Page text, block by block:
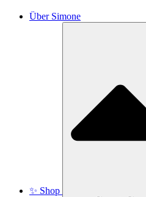
Über Simone
✨ Shop